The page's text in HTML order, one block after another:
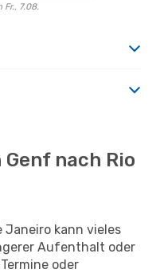
7.08.
nach Rio
Janeiro kann vieles
Aufenthalt oder
oder